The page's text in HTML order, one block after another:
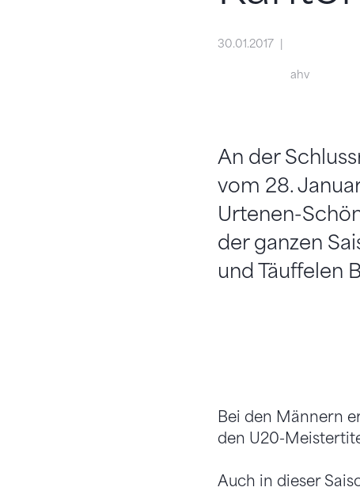
30.01.2017
ahv
An der
vom 28.
Urtenen-
der ganzen
und Täuffelen
Bei den Männern
den U20-
Auch in dieser